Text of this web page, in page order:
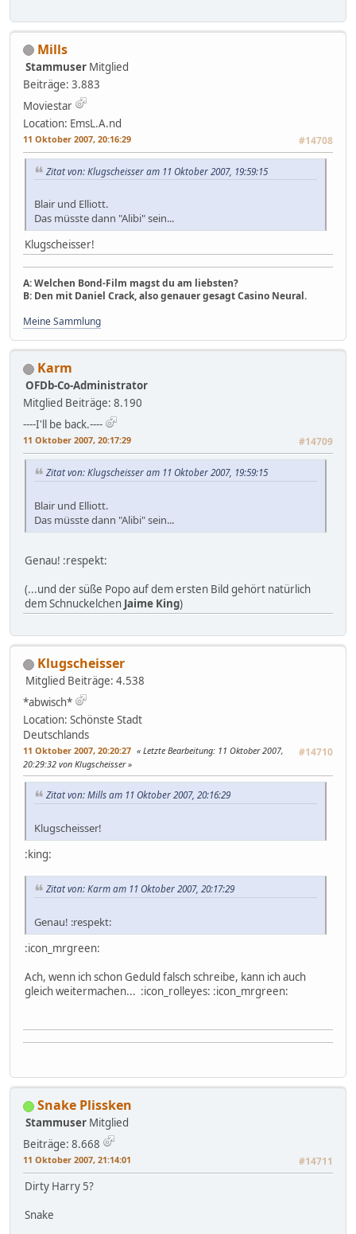
Mills
Stammuser Mitglied
Beiträge: 3.883
Moviestar
Location: EmsL.A.nd
11 Oktober 2007, 20:16:29 #14708
Zitat von: Klugscheisser am 11 Oktober 2007, 19:59:15
Blair und Elliott.
Das müsste dann "Alibi" sein...
Klugscheisser!
A: Welchen Bond-Film magst du am liebsten?
B: Den mit Daniel Crack, also genauer gesagt Casino Neural.
Meine Sammlung
Karm
OFDb-Co-Administrator
Mitglied Beiträge: 8.190
----I'll be back.----
11 Oktober 2007, 20:17:29 #14709
Zitat von: Klugscheisser am 11 Oktober 2007, 19:59:15
Blair und Elliott.
Das müsste dann "Alibi" sein...
Genau! :respekt:
(...und der süße Popo auf dem ersten Bild gehört natürlich
dem Schnuckelchen Jaime King)
Klugscheisser
Mitglied Beiträge: 4.538
*abwisch*
Location: Schönste Stadt
Deutschlands
11 Oktober 2007, 20:20:27 #14710
Letzte Bearbeitung: 11 Oktober 2007,
20:29:32 von Klugscheisser
Zitat von: Mills am 11 Oktober 2007, 20:16:29
Klugscheisser!
:king:
Zitat von: Karm am 11 Oktober 2007, 20:17:29
Genau! :respekt:
:icon_mrgreen:
Ach, wenn ich schon Geduld falsch schreibe, kann ich auch
gleich weitermachen... :icon_rolleyes: :icon_mrgreen:
Snake Plissken
Stammuser Mitglied
Beiträge: 8.668
11 Oktober 2007, 21:14:01 #14711
Dirty Harry 5?
Snake